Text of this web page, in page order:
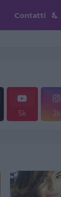
Contatti
5k 2k